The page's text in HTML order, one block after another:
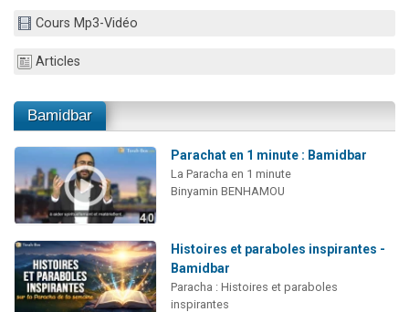
Cours Mp3-Vidéo
Articles
Bamidbar
Parachat en 1 minute : Bamidbar
La Paracha en 1 minute
Binyamin BENHAMOU
Histoires et paraboles inspirantes -
Bamidbar
Paracha : Histoires et paraboles
inspirantes